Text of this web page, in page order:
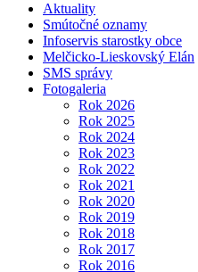
Aktuality
Smútočné oznamy
Infoservis starostky obce
Melčicko-Lieskovský Elán
SMS správy
Fotogaleria
Rok 2026
Rok 2025
Rok 2024
Rok 2023
Rok 2022
Rok 2021
Rok 2020
Rok 2019
Rok 2018
Rok 2017
Rok 2016